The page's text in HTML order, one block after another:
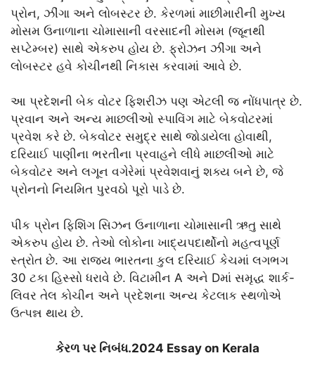
પ્રોન, ઝીંગા અને લોબસ્ટર છે. કેરળમાં માછીમારીની મુખ્ય
મોસમ ઉનાળાના ચોમાસાની વરસાદની મોસમ (જૂનથી
સપ્ટેમ્બર) સાથે એકરુપ હોય છે. ફ્રોઝન ઝીંગા અને
લોબસ્ટર હવે કોચીનથી નિકાસ કરવામાં આવે છે.
આ પ્રદેશની બેક વોટર ફિશરીઝ પણ એટલી જ નોંધપાત્ર છે.
પ્રવાન અને અન્ય માછલીઓ સ્પાવિંગ માટે બેકવોટરમાં
પ્રવેશ કરે છે. બેકવોટર સમુદ્ર સાથે જોડાયેલા હોવાથી,
દરિયાઈ પાણીના ભરતીના પ્રવાહને લીધે માછલીઓ માટે
બેકવોટર અને લગૂન વગેરેમાં પ્રવેશવાનું શક્ય બને છે, જે
પ્રોનનો નિયમિત પુરવઠો પૂરો પાડે છે.
પીક પ્રોન ફિશિંગ સિઝન ઉનાળાના ચોમાસાની ઋતુ સાથે
એકરુપ હોય છે. તેઓ લોકોના ખાદ્યપદાર્થોનો મહત્વપૂર્ણ
સ્ત્રોત છે. આ રાજ્ય ભારતના કુલ દરિયાઈ કેચમાં લગભગ
30 ટકા હિસ્સો ધરાવે છે. વિટામીન A અને Dમાં સમૃદ્ધ શાર્ક-
લિવર તેલ કોચીન અને પ્રદેશના અન્ય કેટલાક સ્થળોએ
ઉત્પન્ન થાય છે.
કેરળ પર નિબંધ.2024 Essay on Kerala